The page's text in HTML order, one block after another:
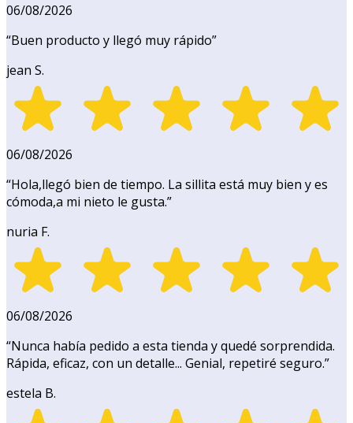
06/08/2026
“Buen producto y llegó muy rápido”
jean S.
06/08/2026
“Hola,llegó bien de tiempo. La sillita está muy bien y es
cómoda,a mi nieto le gusta.”
nuria F.
06/08/2026
“Nunca había pedido a esta tienda y quedé sorprendida.
Rápida, eficaz, con un detalle... Genial, repetiré seguro.”
estela B.